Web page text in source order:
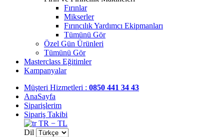
Fırınlar
Mikserler
Fırıncılık Yardımcı Ekipmanları
Tümünü Gör
Özel Gün Ürünleri
Tümünü Gör
Masterclass Eğitimler
Kampanyalar
Müşteri Hizmetleri : 0850 441 34 43
AnaSayfa
Siparişlerim
Sipariş Takibi
TR − TL
Dil